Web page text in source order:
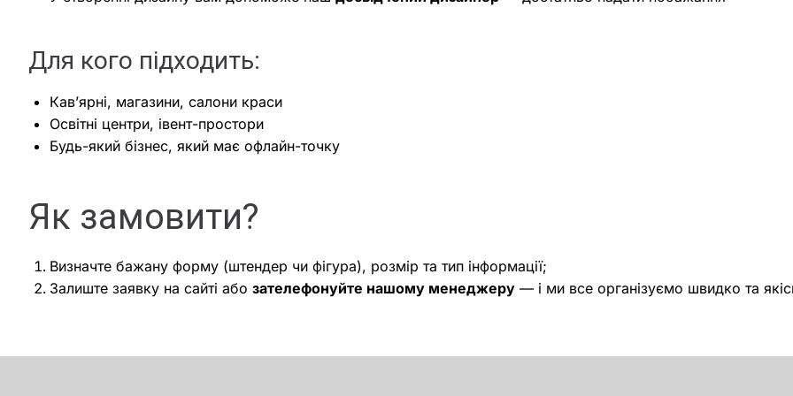
Для кого підходить:
Кав’ярні, магазини, салони краси
Освітні центри, івент-простори
Будь-який бізнес, який має офлайн-точку
Як замовити?
Визначте бажану форму (штендер чи фігура), розмір та тип інформації;
Залиште заявку на сайті або зателефонуйте нашому менеджеру — і ми все організуємо швидко та